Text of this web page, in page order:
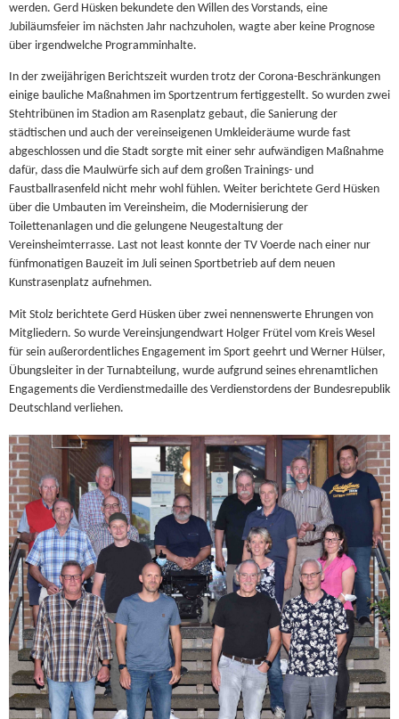
werden. Gerd Hüsken bekundete den Willen des Vorstands, eine
Jubiläumsfeier im nächsten Jahr nachzuholen, wagte aber keine Prognose
über irgendwelche Programminhalte.
In der zweijährigen Berichtszeit wurden trotz der Corona-Beschränkungen
einige bauliche Maßnahmen im Sportzentrum fertiggestellt. So wurden zwei
Stehtribünen im Stadion am Rasenplatz gebaut, die Sanierung der
städtischen und auch der vereinseigenen Umkleideräume wurde fast
abgeschlossen und die Stadt sorgte mit einer sehr aufwändigen Maßnahme
dafür, dass die Maulwürfe sich auf dem großen Trainings- und
Faustballrasenfeld nicht mehr wohl fühlen. Weiter berichtete Gerd Hüsken
über die Umbauten im Vereinsheim, die Modernisierung der
Toilettenanlagen und die gelungene Neugestaltung der
Vereinsheimterrasse. Last not least konnte der TV Voerde nach einer nur
fünfmonatigen Bauzeit im Juli seinen Sportbetrieb auf dem neuen
Kunstrasenplatz aufnehmen.
Mit Stolz berichtete Gerd Hüsken über zwei nennenswerte Ehrungen von
Mitgliedern. So wurde Vereinsjungendwart Holger Frütel vom Kreis Wesel
für sein außerordentliches Engagement im Sport geehrt und Werner Hülser,
Übungsleiter in der Turnabteilung, wurde aufgrund seines ehrenamtlichen
Engagements die Verdienstmedaille des Verdienstordens der Bundesrepublik
Deutschland verliehen.